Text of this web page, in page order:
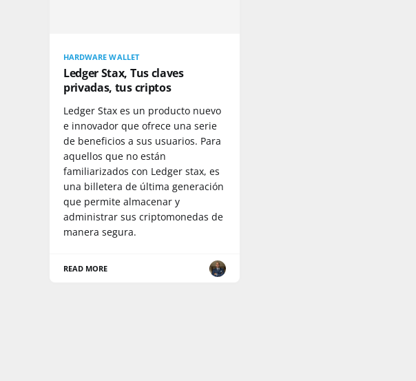
HARDWARE WALLET
Ledger Stax, Tus claves
privadas, tus criptos
Ledger Stax es un producto nuevo
e innovador que ofrece una serie
de beneficios a sus usuarios. Para
aquellos que no están
familiarizados con Ledger stax, es
una billetera de última generación
que permite almacenar y
administrar sus criptomonedas de
manera segura.
READ MORE